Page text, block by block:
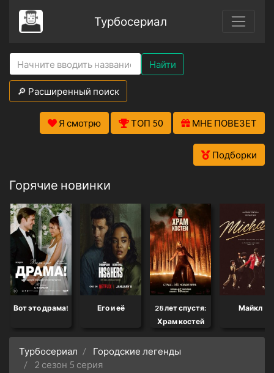
Турбосериал
Найти
🔎 Расширенный поиск
Я смотрю ТОП 50 МНЕ ПОВЕЗЕТ
Подборки
Горячие новинки
Вот это драма! Его и её
28 лет спустя:
Храм костей
Майкл
Турбосериал
Городские легенды
2 сезон 5 серия